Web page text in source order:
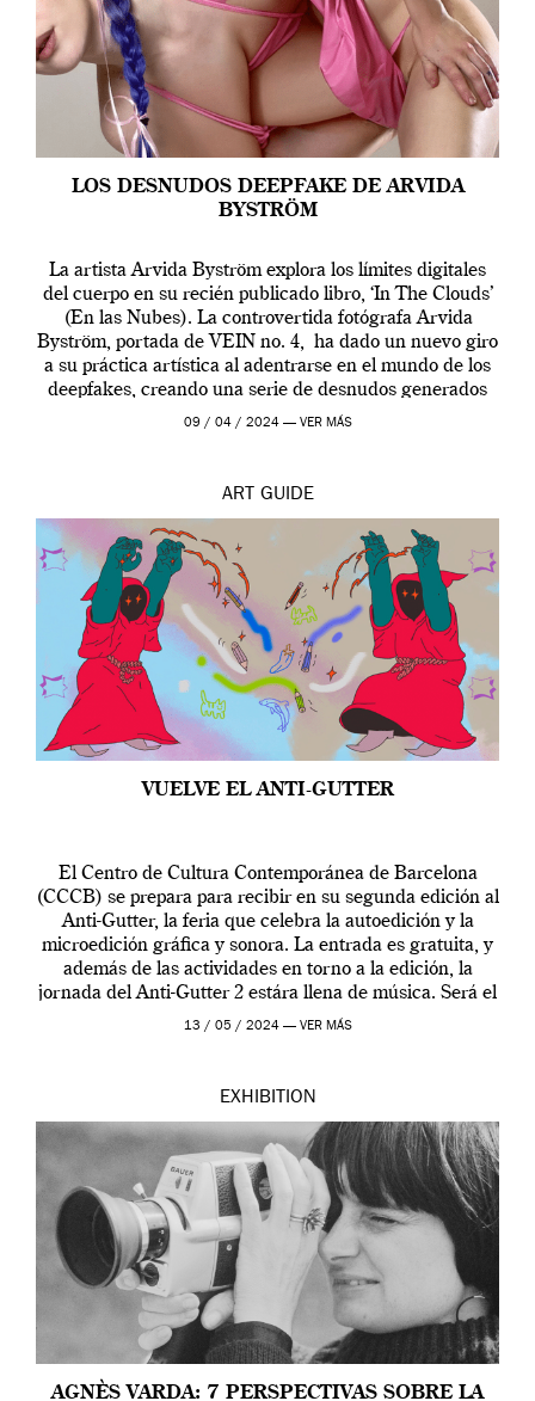
LOS DESNUDOS DEEPFAKE DE ARVIDA
BYSTRÖM
La artista Arvida Byström explora los límites digitales
del cuerpo en su recién publicado libro, ‘In The Clouds’
(En las Nubes). La controvertida fotógrafa Arvida
Byström, portada de VEIN no. 4, ha dado un nuevo giro
a su práctica artística al adentrarse en el mundo de los
deepfakes, creando una serie de desnudos generados
por […]
09 / 04 / 2024 — VER MÁS
ART GUIDE
VUELVE EL ANTI-GUTTER
El Centro de Cultura Contemporánea de Barcelona
(CCCB) se prepara para recibir en su segunda edición al
Anti-Gutter, la feria que celebra la autoedición y la
microedición gráfica y sonora. La entrada es gratuita, y
además de las actividades en torno a la edición, la
jornada del Anti-Gutter 2 estára llena de música. Será el
[…]
13 / 05 / 2024 — VER MÁS
EXHIBITION
AGNÈS VARDA: 7 PERSPECTIVAS SOBRE LA